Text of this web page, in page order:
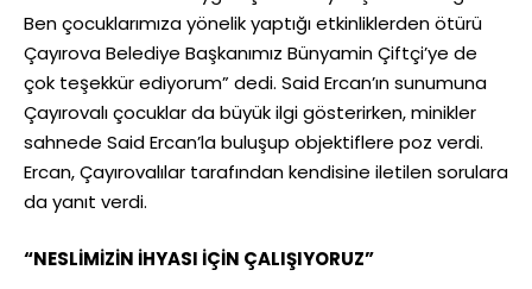
Ben çocuklarımıza yönelik yaptığı etkinliklerden ötürü
Çayırova Belediye Başkanımız Bünyamin Çiftçi’ye de
çok teşekkür ediyorum” dedi. Said Ercan’ın sunumuna
Çayırovalı çocuklar da büyük ilgi gösterirken, minikler
sahnede Said Ercan’la buluşup objektiflere poz verdi.
Ercan, Çayırovalılar tarafından kendisine iletilen sorulara
da yanıt verdi.
“NESLİMİZİN İHYASI İÇİN ÇALIŞIYORUZ”